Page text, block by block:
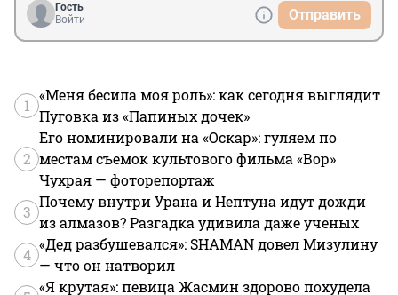
Гость
Войти
Отправить
1
«Меня бесила моя роль»: как сегодня выглядит
Пуговка из «Папиных дочек»
2
Его номинировали на «Оскар»: гуляем по
местам съемок культового фильма «Вор»
Чухрая — фоторепортаж
3
Почему внутри Урана и Нептуна идут дожди
из алмазов? Разгадка удивила даже ученых
4
«Дед разбушевался»: SHAMAN довел Мизулину
— что он натворил
«Я крутая»: певица Жасмин здорово похудела